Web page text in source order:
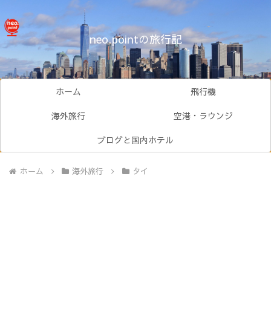
neo.pointの旅行記
ホーム
飛行機
海外旅行
空港・ラウンジ
ブログと国内ホテル
ホーム 海外旅行 タイ